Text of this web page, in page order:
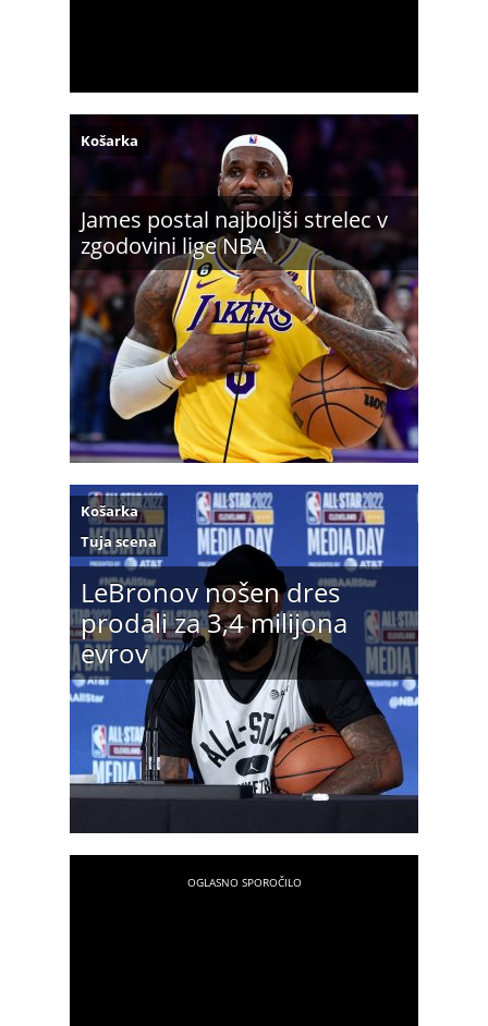
James postal najboljši strelec v
zgodovini lige NBA
Košarka
LeBronov nošen dres
prodali za 3,4 milijona
evrov
Košarka
Tuja scena